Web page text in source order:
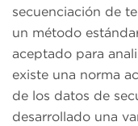
secuenciación de
un método
aceptado para
existe una norma
de los datos de
desarrollado una